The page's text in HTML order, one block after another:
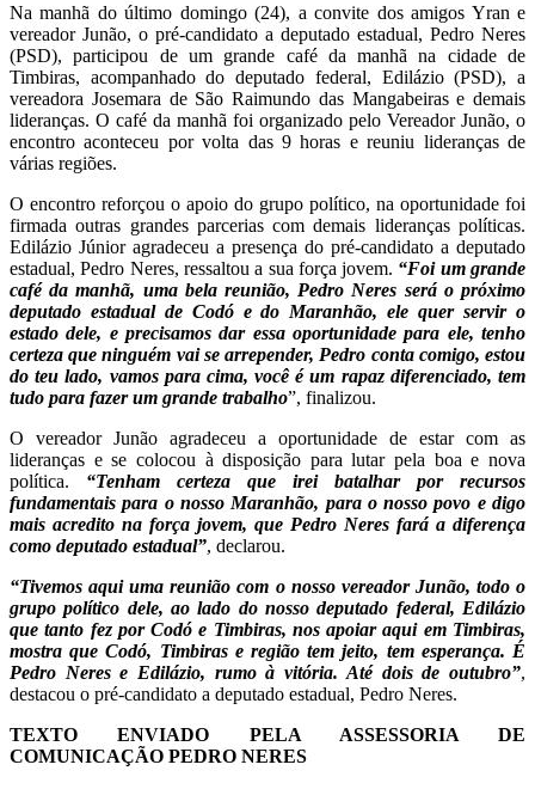
Na manhã do último domingo (24), a convite dos amigos Yran e
vereador Junão, o pré-candidato a deputado estadual, Pedro Neres
(PSD), participou de um grande café da manhã na cidade de
Timbiras, acompanhado do deputado federal, Edilázio (PSD), a
vereadora Josemara de São Raimundo das Mangabeiras e demais
lideranças. O café da manhã foi organizado pelo Vereador Junão, o
encontro aconteceu por volta das 9 horas e reuniu lideranças de
várias regiões.
O encontro reforçou o apoio do grupo político, na oportunidade foi
firmada outras grandes parcerias com demais lideranças políticas.
Edilázio Júnior agradeceu a presença do pré-candidato a deputado
estadual, Pedro Neres, ressaltou a sua força jovem. “Foi um grande
café da manhã, uma bela reunião, Pedro Neres será o próximo
deputado estadual de Codó e do Maranhão, ele quer servir o
estado dele, e precisamos dar essa oportunidade para ele, tenho
certeza que ninguém vai se arrepender, Pedro conta comigo, estou
do teu lado, vamos para cima, você é um rapaz diferenciado, tem
tudo para fazer um grande trabalho”, finalizou.
O vereador Junão agradeceu a oportunidade de estar com as
lideranças e se colocou à disposição para lutar pela boa e nova
política. “Tenham certeza que irei batalhar por recursos
fundamentais para o nosso Maranhão, para o nosso povo e digo
mais acredito na força jovem, que Pedro Neres fará a diferença
como deputado estadual”, declarou.
“Tivemos aqui uma reunião com o nosso vereador Junão, todo o
grupo político dele, ao lado do nosso deputado federal, Edilázio
que tanto fez por Codó e Timbiras, nos apoiar aqui em Timbiras,
mostra que Codó, Timbiras e região tem jeito, tem esperança. É
Pedro Neres e Edilázio, rumo à vitória. Até dois de outubro”,
destacou o pré-candidato a deputado estadual, Pedro Neres.
TEXTO ENVIADO PELA ASSESSORIA DE
COMUNICAÇÃO PEDRO NERES